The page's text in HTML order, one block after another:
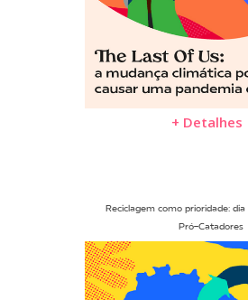
+ Detalhes
Reciclagem como prioridade: dia
Pró-Catadores